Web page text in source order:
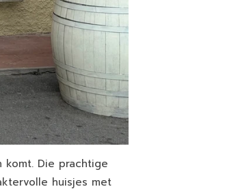
Die prachtige
huisjes met